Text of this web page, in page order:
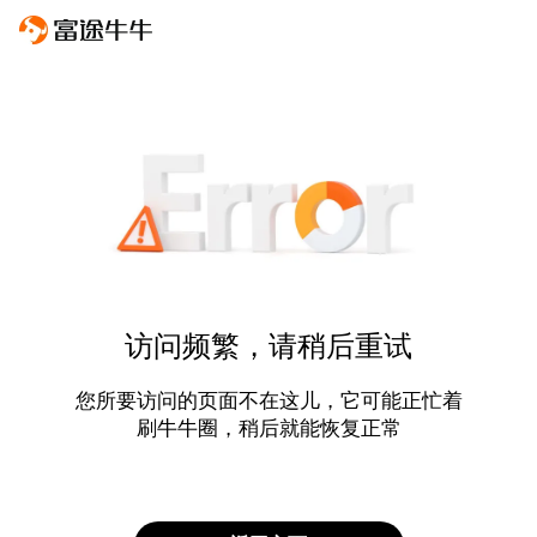
访问频繁，请稍后重试
您所要访问的页面不在这儿，它可能正忙着
刷牛牛圈，稍后就能恢复正常